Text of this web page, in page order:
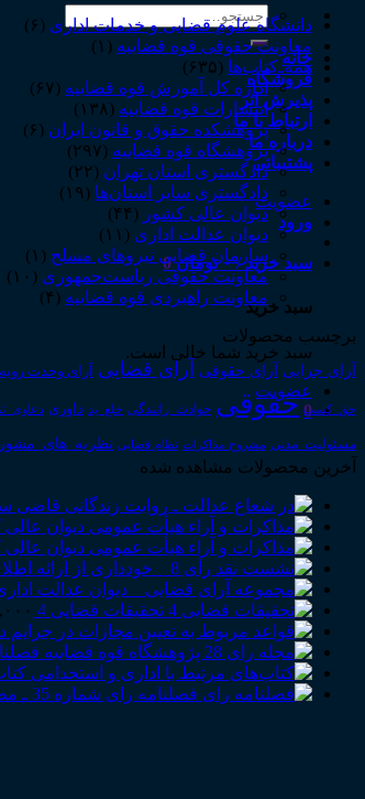
جستجو
برای:
خانه
فروشگاه
پذیرش اثر
ارتباط با ما
درباره ما
پشتیبانی
عضویت
ورود
سبد خرید /۰ تومان 0
سبد خرید
سبد خرید شما خالی است.
عضویت
0
دانشگاه علوم قضایی و خدمات اداری (۶)
معاونت حقوقی قوه قضاییه (۱)
همه‌ـ‌کتاب‌ها (۶۳۵)
اداره کل آموزش قوه قضاییه (۶۷)
انتشارات قوه قضاییه (۱۳۸)
پژوهشکده حقوق و قانون ایران (۶)
پژوهشگاه قوه قضاییه (۲۹۷)
دادگستری استان تهران (۲۲)
دادگستری سایر استان‌ها (۱۹)
دیوان عالی کشور (۴۴)
دیوان عدالت اداری (۱۱)
سازمان قضایی نیروهای مسلح (۱)
معاونت حقوقی ریاست‌جمهوری (۱۰)
معاونت راهبردی قوه قضاییه (۴)
برچسب محصولات
آرای جزایی آرای حقوقی آرای قضایی آرای وحدت رویه
حق_کسب حقوقی حوادث_رانندگی خلع_ید داوری
مسئولیت_مدنی مشروح مذاکرات نظام قضایی
آخرین محصولات مشاهده شده
تحقیقات قضایی 4
فصلنامه رای
فصلنامه رای شماره 35 ـ مطالعات آرای قضایی ـ تابستان 1400